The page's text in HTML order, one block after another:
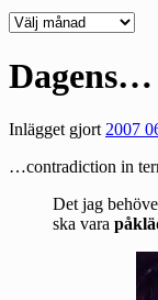
Deepedition
Dagens…
Inlägget gjort2007
…contradiction in
Det jag
ska vara